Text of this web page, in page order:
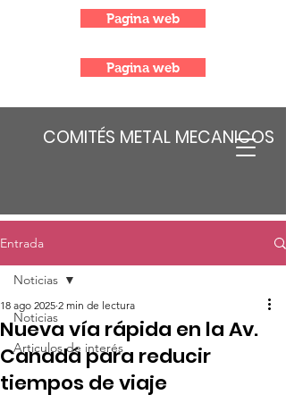
COMITÉS METAL MECANICOS
Pagina web
Pagina web
Entrada
Noticias
Articulos de interés
Noticias
Nueva vía rápida en la Av.
Canadá para reducir
tiempos de viaje
18 ago 2025 2 min de lectura